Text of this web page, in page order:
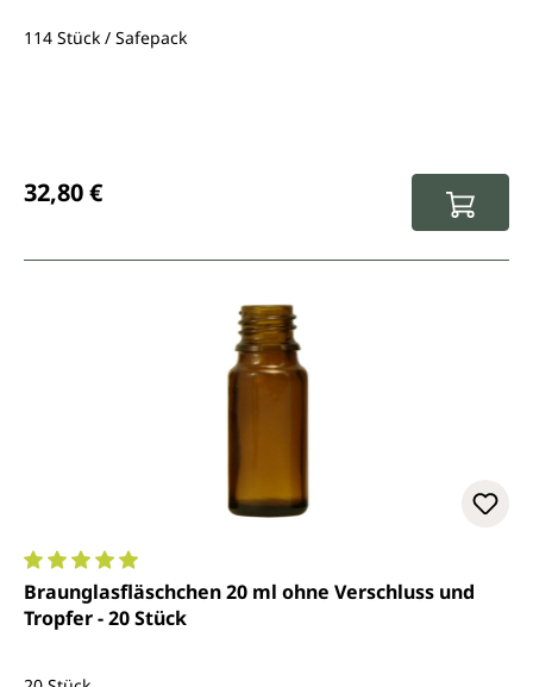
114 Stück / Safepack
32,80 €
Durchschnittliche Bewertung von 5 von 5 Sternen
Braunglasfläschchen 20 ml ohne Verschluss und
Tropfer - 20 Stück